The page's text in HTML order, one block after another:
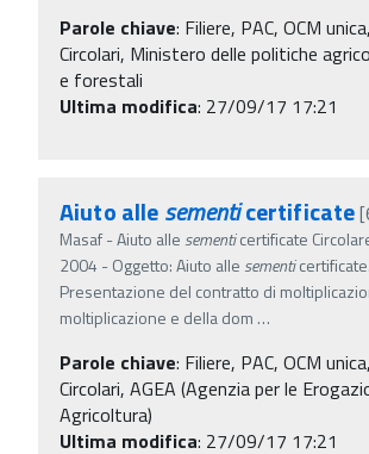
Parole chiave: Filiere, PAC, OCM
Circolari, Ministero delle politiche
e forestali
Ultima modifica: 27/09/17 17:21
Aiuto allesementicertificate
Masaf - Aiuto alle sementicertificate
2004 - Oggetto: Aiuto alle sementicertificate.
Presentazione del contratto di
moltiplicazione e della dom …
Parole chiave: Filiere, PAC, OCM
Circolari, AGEA (Agenzia per le
Agricoltura)
Ultima modifica: 27/09/17 17:21